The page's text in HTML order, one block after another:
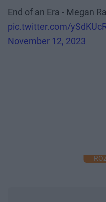
End of an Era - Megan
pic.twitter.com/
November 12, 2023